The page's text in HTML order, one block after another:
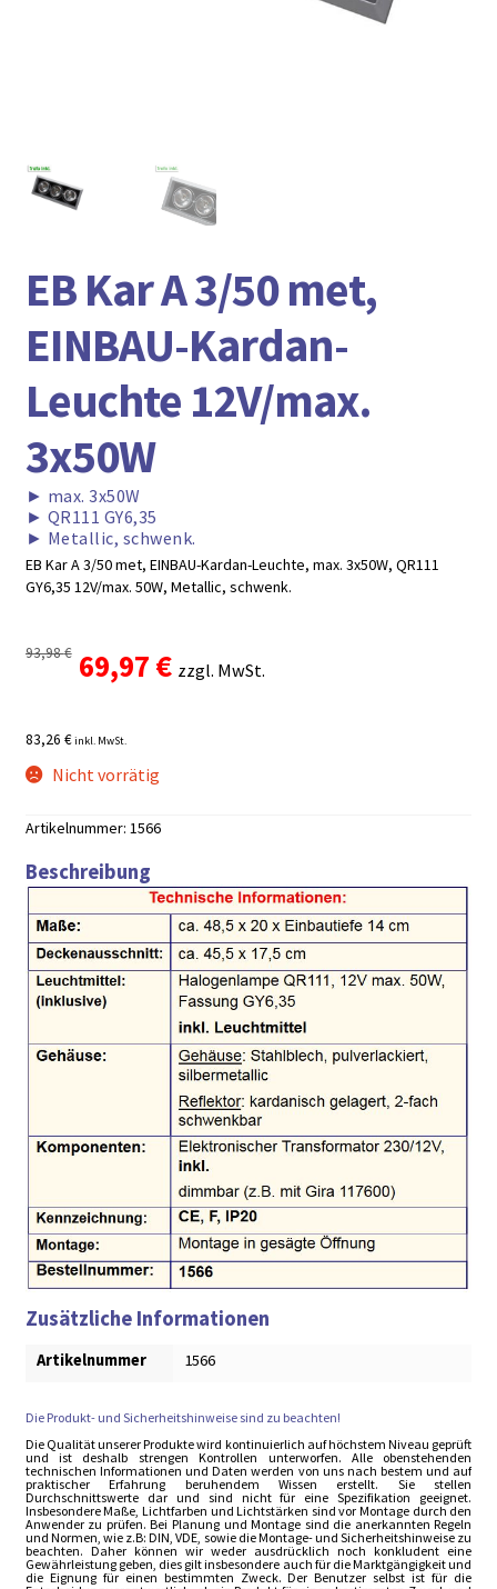
EB Kar A 3/50 met,
EINBAU-Kardan-
Leuchte 12V/max.
3x50W
► max. 3x50W
► QR111 GY6,35
► Metallic, schwenk.
EB Kar A 3/50 met, EINBAU-Kardan-Leuchte, max. 3x50W, QR111
GY6,35 12V/max. 50W, Metallic, schwenk.
93,98€ Ursprünglicher
war:
69,97 €Aktueller
zzgl. MwSt.
83,26 €inkl. MwSt.
Nicht vorrätig
Artikelnummer: 1566
Beschreibung
Zusätzliche Informationen
Artikelnummer 1566
Die Produkt- und Sicherheitshinweise sind zu beachten!
Die Qualität unserer Produkte wird kontinuierlich auf höchstem Niveau geprüft
und ist deshalb strengen Kontrollen unterworfen. Alle obenstehenden
technischen Informationen und Daten werden von uns nach bestem und auf
praktischer Erfahrung beruhendem Wissen erstellt. Sie stellen
Durchschnittswerte dar und sind nicht für eine Spezifikation geeignet.
Insbesondere Maße, Lichtfarben und Lichtstärken sind vor Montage durch den
Anwender zu prüfen. Bei Planung und Montage sind die anerkannten Regeln
und Normen, wie z.B: DIN, VDE, sowie die Montage- und Sicherheitshinweise zu
beachten. Daher können wir weder ausdrücklich noch konkludent eine
Gewährleistung geben, dies gilt insbesondere auch für die Marktgängigkeit und
die Eignung für einen bestimmten Zweck. Der Benutzer selbst ist für die